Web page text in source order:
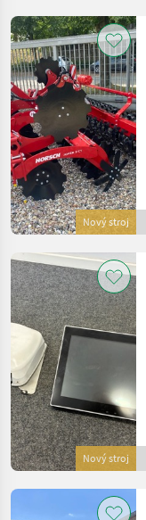
Nový stroj
Nový stroj